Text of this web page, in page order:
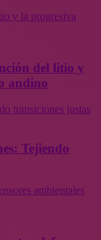
y la progresiva
del litio y
andino
transiciones justas
Tejiendo
ambientales